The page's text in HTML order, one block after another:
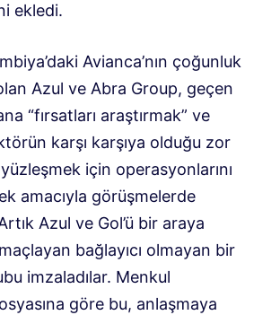
ekledi.
Avianca’nın çoğunluk
olan Azul ve Abra Group, geçen
“fırsatları araştırmak” ve
karşı karşıya olduğu zor
için operasyonlarını
amacıyla görüşmelerde
Azul ve Gol’ü bir araya
bağlayıcı olmayan bir
imzaladılar. Menkul
göre bu, anlaşmaya